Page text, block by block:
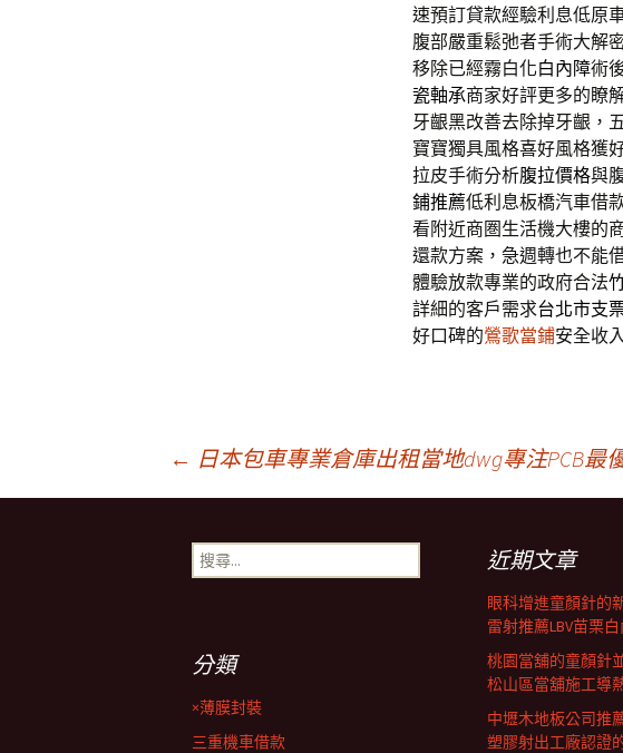
速預訂貸款經驗利息低原
腹部嚴重鬆弛者手術大解
移除已經霧白化白內障術
瓷軸承商家好評更多的瞭
牙齦黑改善去除掉牙齦，
寶寶獨具風格喜好風格獲
拉皮手術分析腹拉價格與
鋪推薦低利息板橋汽車借
看附近商圏生活機大樓的
還款方案，急週轉也不能
體驗放款專業的政府合法
詳細的客戶需求台北市支
好口碑的鶯歌當鋪安全收
← 日本包車專業倉庫出租當地dwg專注PCB最
搜
尋
近期文章
眼科增進童顏針的
雷射推薦LBV苗栗
桃園當舖的童顏針
松山區當舖施工導
中壢木地板公司推
塑膠射出工廠認證
分類
×薄膜封裝
三重機車借款